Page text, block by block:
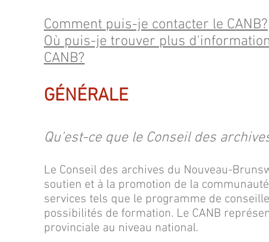
Comment puis-je contacter le CANB?
Où puis-je trouver plus
CANB?
GÉNÉRALE
Qu'est-ce que le Conseil des
Le Conseil des archives du Nouveau-
soutien et à la promotion de la
services tels que le programme de
possibilités de formation. Le CANB
provinciale au niveau national.